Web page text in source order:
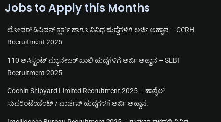
Jobs to Apply this Months
ಲೋವರ್ ಡಿವಿಷನ್ ಕ್ಲರ್ಕ್ ಹಾಗೂ ವಿವಿಧ ಹುದ್ದೆಗಳಿಗೆ ಅರ್ಜಿ ಅಹ್ವಾನ – CCRH
Recruitment 2025
110 ಅಸಿಸ್ಟಂಟ್ ಮ್ಯಾನೇಜರ್ ಖಾಲಿ ಹುದ್ದೆಗಳಿಗೆ ಅರ್ಜಿ ಅಹ್ವಾನ – SEBI
Recruitment 2025
Cochin Shipyard Limited Recruitment 2025 – ಹಾಸ್ಟೆಲ್
ಸುಪರಿಂಟೆಂಡೆಂಟ್ / ವಾರ್ಡನ್ ಹುದ್ದೆಗಳಿಗೆ ಅರ್ಜಿ ಅಹ್ವಾನ.